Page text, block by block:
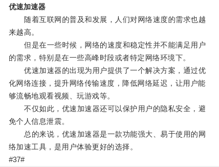
优速加速器
随着互联网的普及和发展，人们对网络速度的需求也越
来越高。
但是在一些时候，网络的速度和稳定性并不能满足用户
的需求，特别是在一些高峰时段或者特定网络环境下。
优速加速器的出现为用户提供了一个解决方案，通过优
化网络连接，提升网络传输速度，降低网络延迟，让用户能
够流畅地观看视频、玩游戏等。
不仅如此，优速加速器还可以保护用户的隐私安全，避
免个人信息泄震。
总的来说，优速加速器是一款功能强大、易于使用的网
络加速工具，是用户体验更好的选择。
#37#